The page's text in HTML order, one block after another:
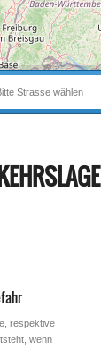
Strasse wählen
respektive
wenn